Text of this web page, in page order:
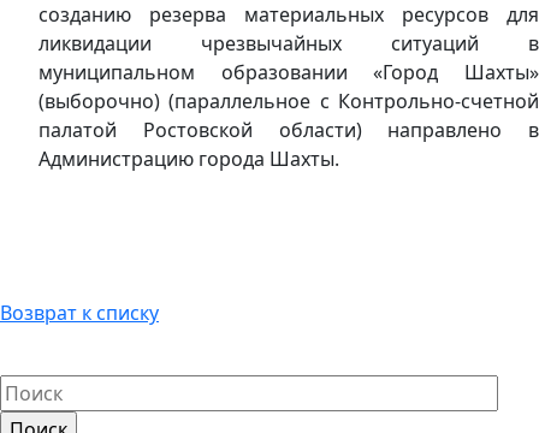
созданию резерва материальных ресурсов для
ликвидации чрезвычайных ситуаций в
муниципальном образовании «Город Шахты»
(выборочно) (параллельное с Контрольно-счетной
палатой Ростовской области) направлено в
Администрацию города Шахты.
Возврат к списку